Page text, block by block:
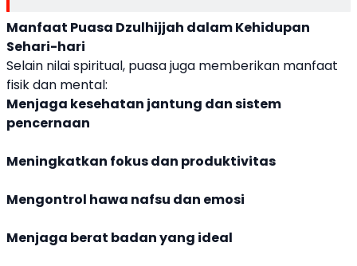
Manfaat Puasa Dzulhijjah dalam Kehidupan
Sehari-hari
Selain nilai spiritual, puasa juga memberikan manfaat
fisik dan mental:
Menjaga kesehatan jantung dan sistem
pencernaan
Meningkatkan fokus dan produktivitas
Mengontrol hawa nafsu dan emosi
Menjaga berat badan yang ideal